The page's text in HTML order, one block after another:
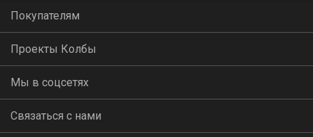
Покупателям
Проекты Колбы
Мы в соцсетях
Связаться с нами